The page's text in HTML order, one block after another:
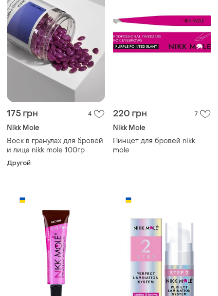
175 грн 4
Nikk Mole
Воск в гранулах для бровей
и лица nikk mole 100гр
Другой
220 грн 7
Nikk Mole
Пинцет для бровей nikk
mole